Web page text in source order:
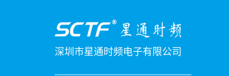
深圳市星通时频电子有限公司